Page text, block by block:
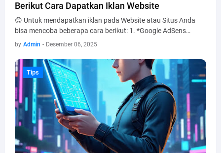
Berikut Cara Dapatkan Iklan Website
😊 Untuk mendapatkan iklan pada Website atau Situs Anda
bisa mencoba beberapa cara berikut: 1. *Google AdSens…
by Admin - Desember 06, 2025
Tips
Tips